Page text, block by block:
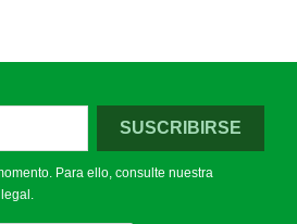
Para ello, consulte nuestra